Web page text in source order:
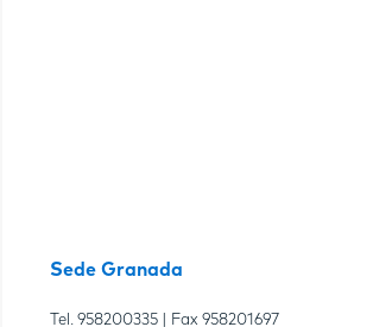
Sede Granada
Tel. 958200335 | Fax 958201697